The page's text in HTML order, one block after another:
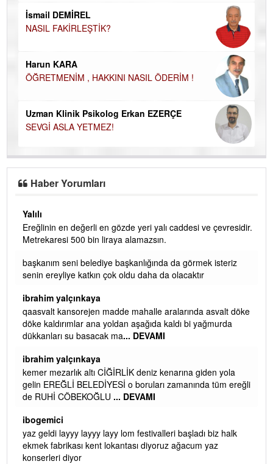
İsmail DEMİREL
NASIL FAKİRLEŞTİK?
Harun KARA
ÖĞRETMENİM , HAKKINI NASIL ÖDERİM !
Uzman Klinik Psikolog Erkan EZERÇE
SEVGİ ASLA YETMEZ!
Haber Yorumları
Yalılı
Ereğlinin en değerli en gözde yeri yalı caddesi ve çevresidir.
Metrekaresi 500 bin liraya alamazsın.
başkanım seni belediye başkanlığında da görmek isteriz
senin ereyliye katkın çok oldu daha da olacaktır
ibrahim yalçınkaya
qaasvalt kansorejen madde mahalle aralarında asvalt döke
döke kaldırımlar ana yoldan aşağıda kaldı bi yağmurda
dükkanları su basacak ma... DEVAMI
ibrahim yalçınkaya
kemer mezarlık altı CİĞİRLİK deniz kenarına giden yola
gelin EREĞLİ BELEDİYESİ o boruları zamanında tüm ereğli
de RUHİ CÖBEKOĞLU ... DEVAMI
ibogemici
yaz geldi layyy layyy layy lom festivalleri başladı biz halk
ekmek fabrikası kent lokantası diyoruz ağacum yaz
konserleri diyor